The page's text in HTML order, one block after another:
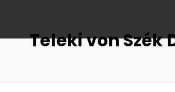
Teleki von Szék